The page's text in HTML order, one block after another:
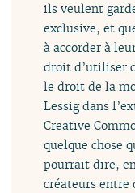
ils veulent
exclusive, et
à accorder à
droit d’utiliser
le droit de la
Lessig dans
Creative
quelque chose
pourrait dire,
créateurs entre